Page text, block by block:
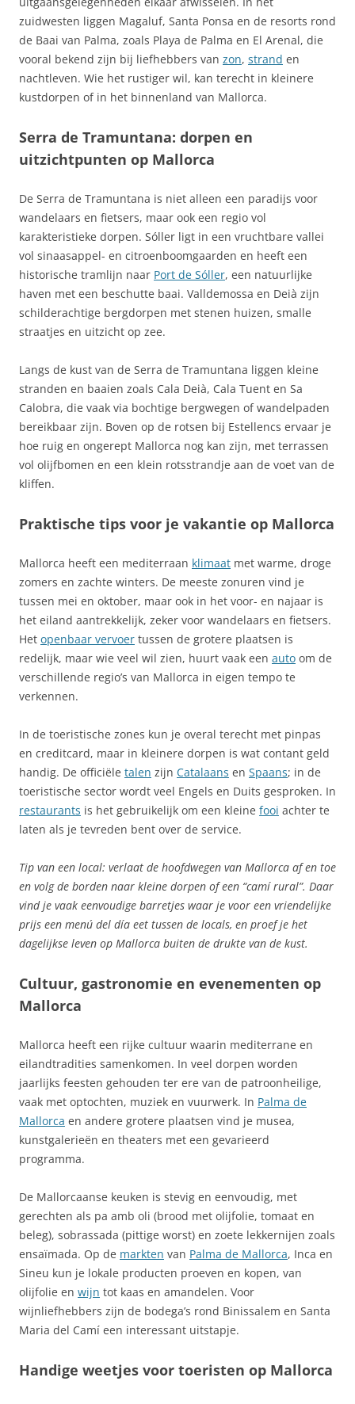
zuidwesten liggen Magaluf, Santa Ponsa en de resorts rond
de Baai van Palma, zoals Playa de Palma en El Arenal, die
vooral bekend zijn bij liefhebbers van zon, strand en
nachtleven. Wie het rustiger wil, kan terecht in kleinere
kustdorpen of in het binnenland van Mallorca.
Serra de Tramuntana: dorpen en
uitzichtpunten op Mallorca
De Serra de Tramuntana is niet alleen een paradijs voor
wandelaars en fietsers, maar ook een regio vol
karakteristieke dorpen. Sóller ligt in een vruchtbare vallei
vol sinaasappel- en citroenboomgaarden en heeft een
historische tramlijn naar Port de Sóller, een natuurlijke
haven met een beschutte baai. Valldemossa en Deià zijn
schilderachtige bergdorpen met stenen huizen, smalle
straatjes en uitzicht op zee.
Langs de kust van de Serra de Tramuntana liggen kleine
stranden en baaien zoals Cala Deià, Cala Tuent en Sa
Calobra, die vaak via bochtige bergwegen of wandelpaden
bereikbaar zijn. Boven op de rotsen bij Estellencs ervaar je
hoe ruig en ongerept Mallorca nog kan zijn, met terrassen
vol olijfbomen en een klein rotsstrandje aan de voet van de
kliffen.
Praktische tips voor je vakantie op Mallorca
Mallorca heeft een mediterraan klimaat met warme, droge
zomers en zachte winters. De meeste zonuren vind je
tussen mei en oktober, maar ook in het voor- en najaar is
het eiland aantrekkelijk, zeker voor wandelaars en fietsers.
Het openbaar vervoer tussen de grotere plaatsen is
redelijk, maar wie veel wil zien, huurt vaak een auto om de
verschillende regio’s van Mallorca in eigen tempo te
verkennen.
In de toeristische zones kun je overal terecht met pinpas
en creditcard, maar in kleinere dorpen is wat contant geld
handig. De officiële talen zijn Catalaans en Spaans; in de
toeristische sector wordt veel Engels en Duits gesproken. In
restaurants is het gebruikelijk om een kleine fooi achter te
laten als je tevreden bent over de service.
Tip van een local: verlaat de hoofdwegen van Mallorca af en toe
en volg de borden naar kleine dorpen of een “camí rural”. Daar
vind je vaak eenvoudige barretjes waar je voor een vriendelijke
prijs een menú del día eet tussen de locals, en proef je het
dagelijkse leven op Mallorca buiten de drukte van de kust.
Cultuur, gastronomie en evenementen op
Mallorca
Mallorca heeft een rijke cultuur waarin mediterrane en
eilandtradities samenkomen. In veel dorpen worden
jaarlijks feesten gehouden ter ere van de patroonheilige,
vaak met optochten, muziek en vuurwerk. In Palma de
Mallorca en andere grotere plaatsen vind je musea,
kunstgalerieën en theaters met een gevarieerd
programma.
De Mallorcaanse keuken is stevig en eenvoudig, met
gerechten als pa amb oli (brood met olijfolie, tomaat en
beleg), sobrassada (pittige worst) en zoete lekkernijen zoals
ensaïmada. Op de markten van Palma de Mallorca, Inca en
Sineu kun je lokale producten proeven en kopen, van
olijfolie en wijn tot kaas en amandelen. Voor
wijnliefhebbers zijn de bodega’s rond Binissalem en Santa
Maria del Camí een interessant uitstapje.
Handige weetjes voor toeristen op Mallorca